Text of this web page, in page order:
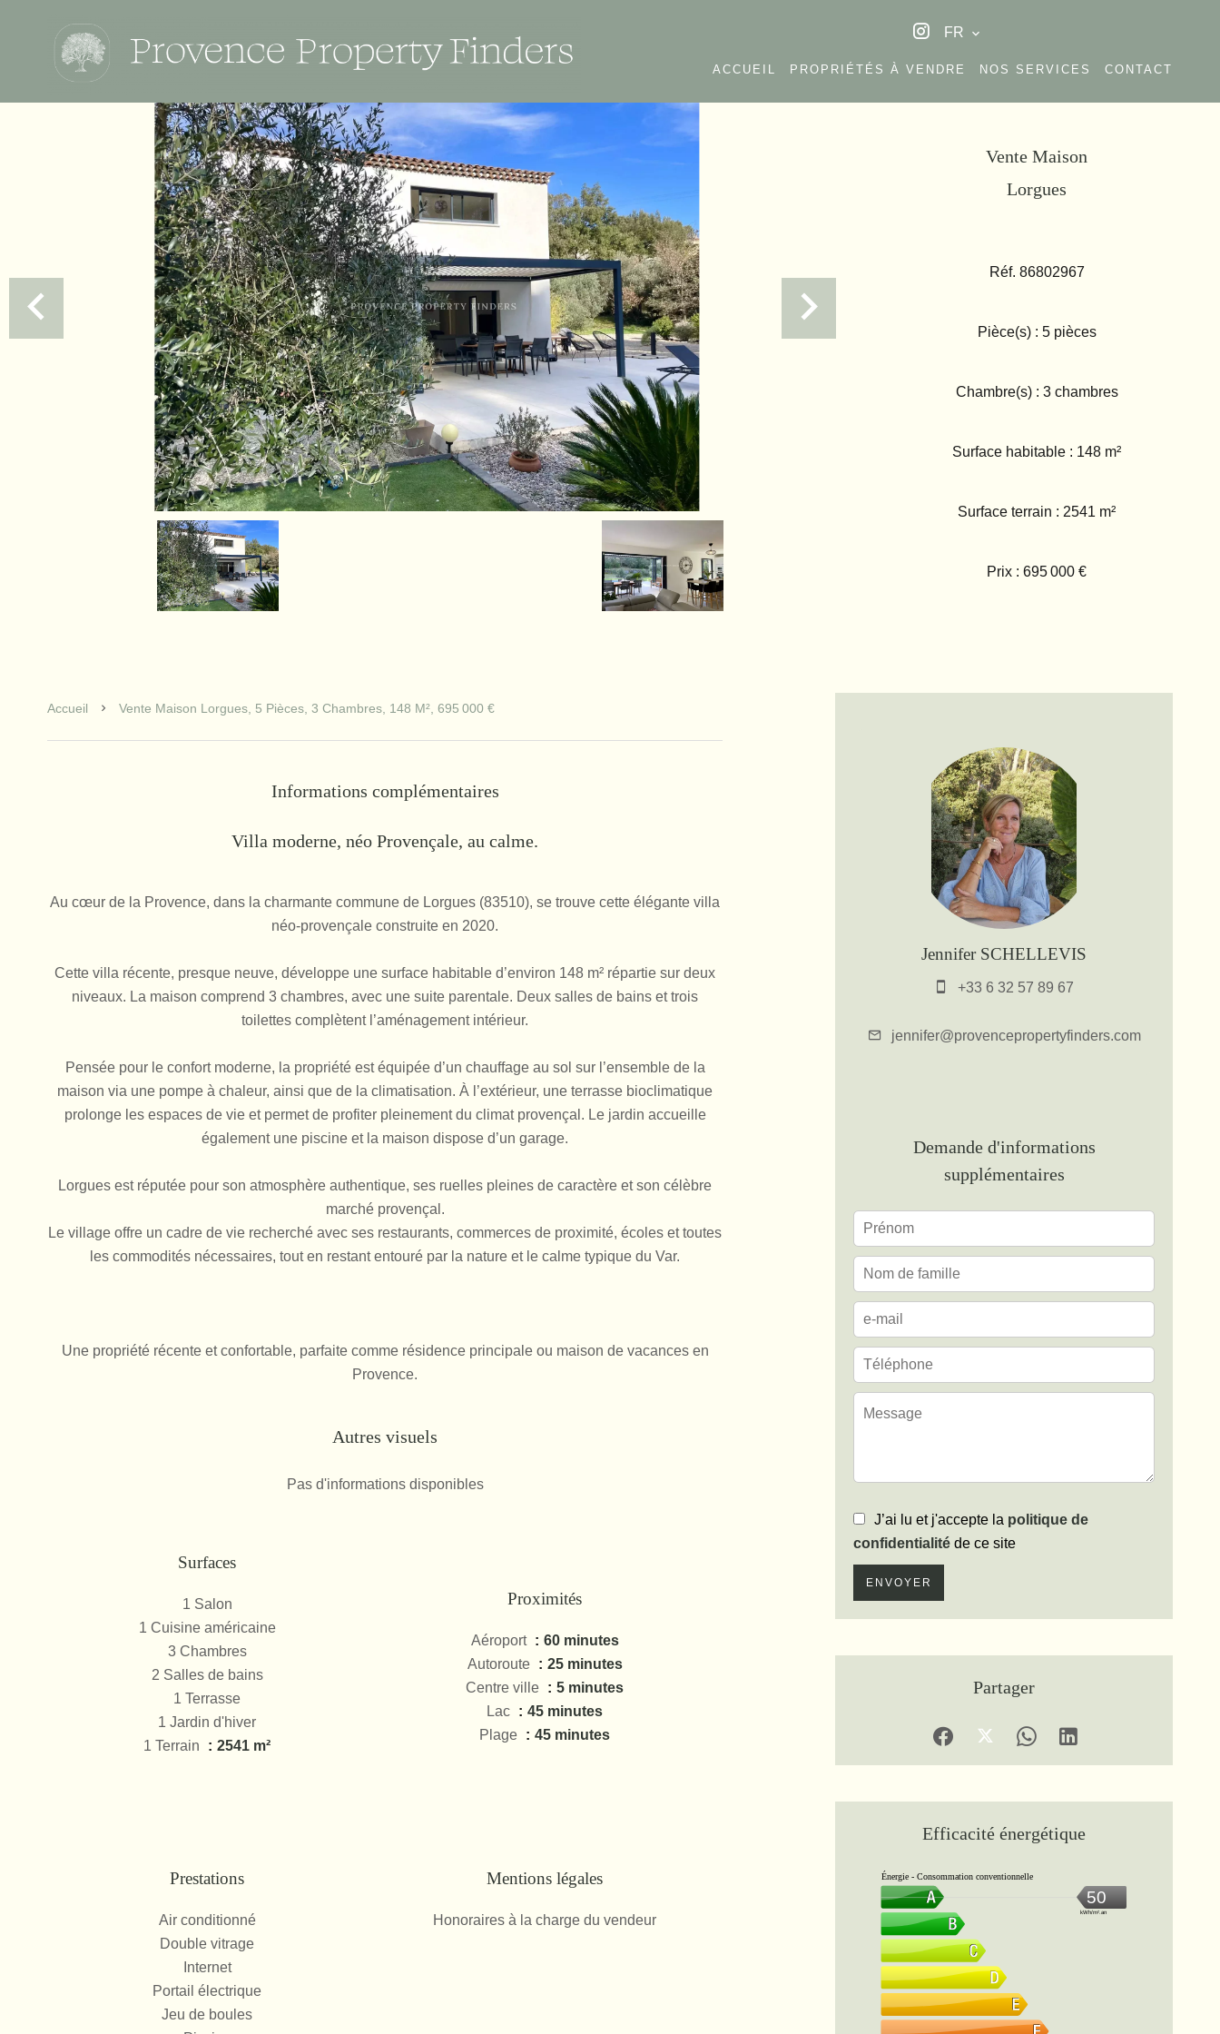
FR
ACCUEIL PROPRIÉTÉS À VENDRE NOS SERVICES CONTACT
Vente Maison
Lorgues
Réf. 86802967
Pièce(s) : 5 pièces
Chambre(s) : 3 chambres
Surface habitable : 148 m²
Surface terrain : 2541 m²
Prix : 695 000 €
Accueil Vente Maison Lorgues, 5 Pièces, 3 Chambres, 148 M², 695 000 €
Informations complémentaires
Villa moderne, néo Provençale, au calme.
Au cœur de la Provence, dans la charmante commune de Lorgues (83510), se trouve cette élégante villa
néo-provençale construite en 2020.
Cette villa récente, presque neuve, développe une surface habitable d’environ 148 m² répartie sur deux
niveaux. La maison comprend 3 chambres, avec une suite parentale. Deux salles de bains et trois
toilettes complètent l’aménagement intérieur.
Pensée pour le confort moderne, la propriété est équipée d’un chauffage au sol sur l’ensemble de la
maison via une pompe à chaleur, ainsi que de la climatisation. À l’extérieur, une terrasse bioclimatique
prolonge les espaces de vie et permet de profiter pleinement du climat provençal. Le jardin accueille
également une piscine et la maison dispose d’un garage.
Lorgues est réputée pour son atmosphère authentique, ses ruelles pleines de caractère et son célèbre
marché provençal.
Le village offre un cadre de vie recherché avec ses restaurants, commerces de proximité, écoles et toutes
les commodités nécessaires, tout en restant entouré par la nature et le calme typique du Var.
Une propriété récente et confortable, parfaite comme résidence principale ou maison de vacances en
Provence.
Autres visuels
Pas d'informations disponibles
Surfaces
1 Salon
1 Cuisine américaine
3 Chambres
2 Salles de bains
1 Terrasse
1 Jardin d'hiver
1 Terrain
2541 m²
Proximités
Aéroport
60 minutes
Autoroute
25 minutes
Centre ville
5 minutes
Lac
45 minutes
Plage
45 minutes
Prestations
Air conditionné
Double vitrage
Internet
Portail électrique
Jeu de boules
Mentions légales
Honoraires à la charge du vendeur
Jennifer SCHELLEVIS
+33 6 32 57 89 67
jennifer@provencepropertyfinders.com
Demande d'informations
supplémentaires
J’ai lu et j'accepte la politique de
confidentialité de ce site
ENVOYER
Partager
Efficacité énergétique
Énergie - Consommation conventionnelle
50
kWh/m².an